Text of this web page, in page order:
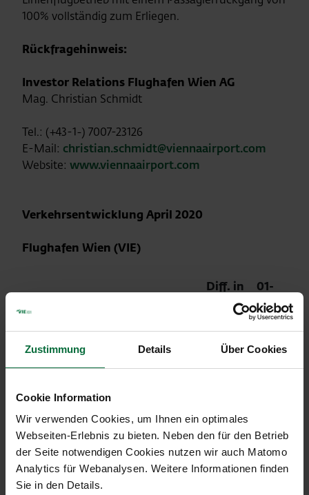
Zustimmung Details Über Cookies
Cookie Information
Wir verwenden Cookies, um Ihnen ein optimales
Webseiten-Erlebnis zu bieten. Neben den für den Betrieb
der Seite notwendigen Cookies nutzen wir auch Matomo
Analytics für Webanalysen. Weitere Informationen finden
Sie in den Details.
100% vollständig zum Erliegen.
Rückfragehinweis:
Investor Relations Flughafen Wien AG
Mag. Christian Schmidt
Tel.: (+43-1-) 7007-23126
E-Mail: christian.schmidt@viennaairport.com
Website: www.viennaairport.com
Verkehrsentwicklung April 2020
Flughafen Wien (VIE)
Diff. in
01-
04/2020
Passagiere
an+ab+transit
12.632 -99,5 4.932.220
an+ab
Transferpassagiere
an+ab
324 -99,9
Bewegungen an+ab 960 -95,8
49.573